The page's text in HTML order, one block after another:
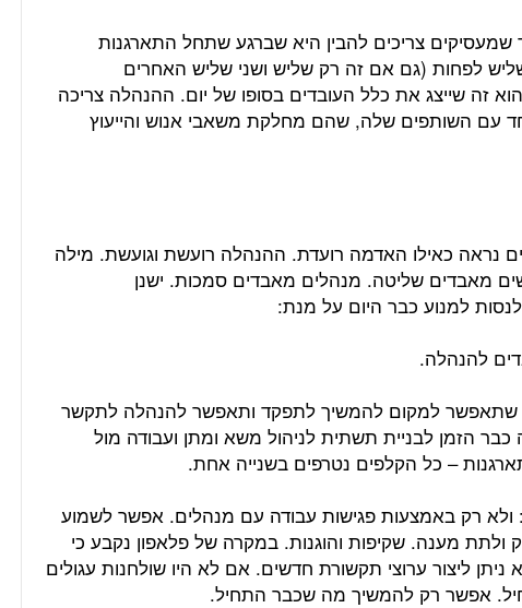
צריכים להבין היא שברגע שתחל התארגנות
לפחות (גם אם זה רק שליש ושני שליש האחרים
זה שייצג את כלל העובדים בסופו של יום. ההנהלה צריכה
עם השותפים שלה, שהם מחלקת משאבי אנוש והייעוץ
נראה כאילו האדמה רועדת. ההנהלה רועשת וגועשת. מילה
מאבדים שליטה. מנהלים מאבדים סמכות. ישנן
למנוע כבר היום על מנת:
שתאפשר למקום להמשיך לתפקד ותאפשר להנהלה לתקשר
הזמן לבניית תשתית לניהול משא ומתן ועבודה מול
– כל הקלפים נטרפים בשנייה אחת.
ולא רק באמצעות פגישות עבודה עם מנהלים. אפשר לשמוע
מענה. שקיפות והוגנות. במקרה של פלאפון נקבע כי
ליצור ערוצי תקשורת חדשים. אם לא היו שולחנות עגולים
אפשר רק להמשיך מה שכבר התחיל.